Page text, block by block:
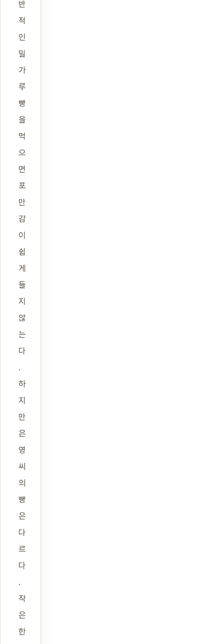
반
적
인
밀
가
루
빵
을
먹
으
면
포
만
감
이
쉽
게
들
지
않
는
다
.
하
지
만
은
영
씨
의
빵
은
다
르
다
.
작
은
한